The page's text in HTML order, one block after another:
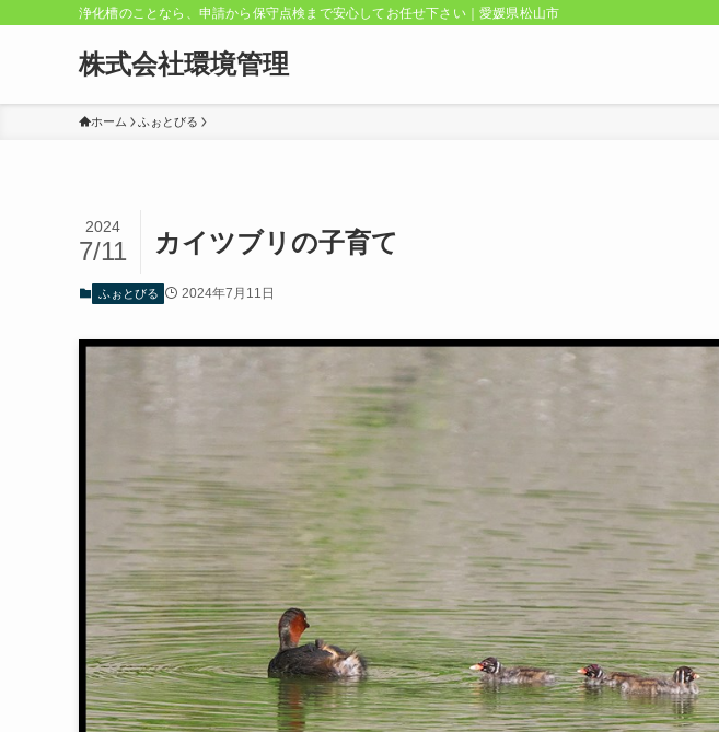
浄化槽のことなら、申請から保守点検まで安心してお任せ下さい｜愛媛県松山市
株式会社環境管理
ホーム ふぉとびる
カイツブリの子育て
2024
7/11
ふぉとびる 2024年7月11日